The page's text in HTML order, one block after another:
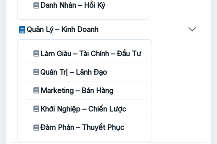
Danh Nhân – Hồi Ký
Quản Lý – Kinh Doanh
Làm Giàu – Tài Chính – Đầu Tư
Quản Trị – Lãnh Đạo
Marketing – Bán Hàng
Khởi Nghiệp – Chiến Lược
Đàm Phán – Thuyết Phục